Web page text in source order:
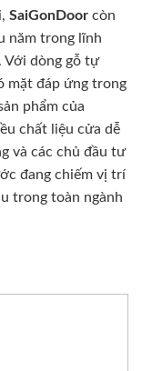
SaiGonDoor còn
năm trong lĩnh
Với dòng gỗ tự
mặt đáp ứng trong
phẩm của
chất liệu cửa dễ
và các chủ đầu tư
đang chiếm vị trí
trong toàn ngành